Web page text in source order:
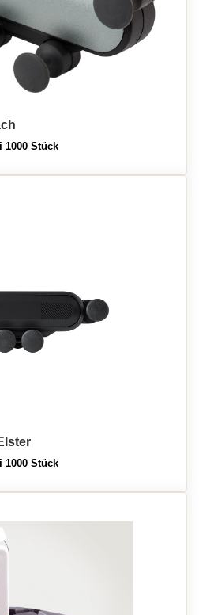
1000 Stück
1000 Stück